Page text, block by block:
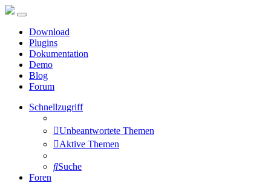
Download
Plugins
Dokumentation
Demo
Blog
Forum
Schnellzugriff
Unbeantwortete Themen
Aktive Themen
Suche
Foren